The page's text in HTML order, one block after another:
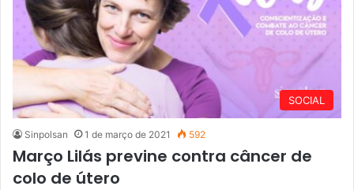
SOCIAL
Sinpolsan 1 de março de 2021 592
Março Lilás previne contra câncer de
colo de útero